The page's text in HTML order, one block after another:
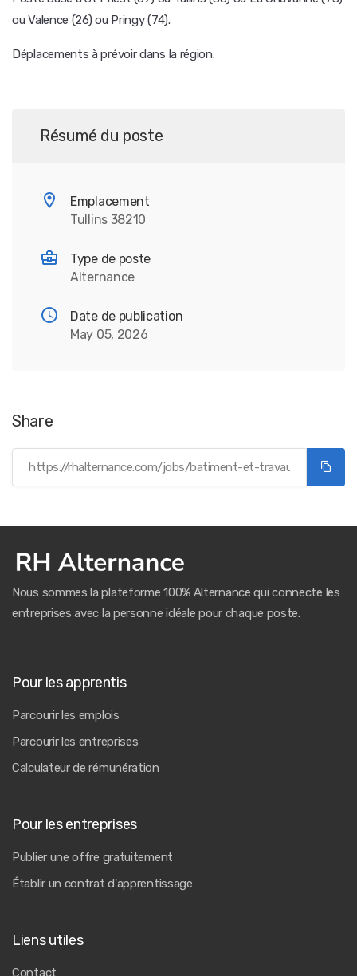
ou Valence (26) ou Pringy (74).
Déplacements à prévoir dans la région.
Résumé du poste
Emplacement
Tullins 38210
Type de poste
Alternance
Date de publication
May 05, 2026
Share
Nous sommes la plateforme 100% Alternance qui connecte les
entreprises avec la personne idéale pour chaque poste.
Pour les apprentis
Parcourir les emplois
Parcourir les entreprises
Calculateur de rémunération
Pour les entreprises
Publier une offre gratuitement
Établir un contrat d'apprentissage
Liens utiles
Contact